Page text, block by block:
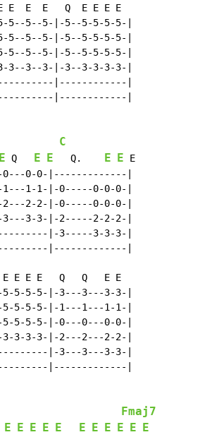
E  E  E   Q  E E E E
5--5--5-|-5--5-5-5-5-|
5--5--5-|-5--5-5-5-5-|
5--5--5-|-5--5-5-5-5-|
3--3--3-|-3--3-3-3-3-|
|------------|
|------------|
C
E Q E E
   Q.
E E E
0---0-0-|-------------|
1---1-1-|-0-----0-0-0-|
2---2-2-|-0-----0-0-0-|
3---3-3-|-2-----2-2-2-|
|-3-----3-3-3-|
|-------------|
E E E   Q   Q   E E
5-5-5-|-3---3---3-3-|
5-5-5-|-1---1---1-1-|
5-5-5-|-0---0---0-0-|
3-3-3-|-2---2---2-2-|
|-3---3---3-3-|
|-------------|
Fmaj7
E E E E E E E E E E E